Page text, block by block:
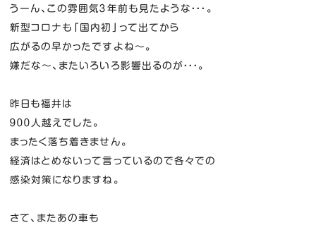
うーん、この雰囲気３年前も見たような・・・。
新型コロナも「国内初」って出てから
広がるの早かったですよね～。
嫌だな～、またいろいろ影響出るのが・・・。
昨日も福井は
９００人越えでした。
まったく落ち着きません。
経済はとめないって言っているので各々での
感染対策になりますね。
さて、またあの車も